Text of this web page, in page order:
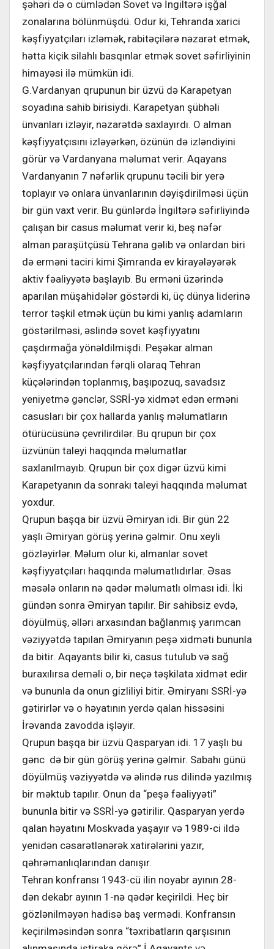
şəhəri də o cümlədən Sovet və İngiltərə işğal
zonalarına bölünmüşdü. Odur ki, Tehranda xarici
kəşfiyyatçıları izləmək, rabitəçilərə nəzarət etmək,
hətta kiçik silahlı basqınlar etmək sovet səfirliyinin
himayəsi ilə mümkün idi.
G.Vardanyan qrupunun bir üzvü də Karapetyan
soyadına sahib birisiydi. Karapetyan şübhəli
ünvanları izləyir, nəzarətdə saxlayırdı. O alman
kəşfiyyatçısını izləyərkən, özünün də izləndiyini
görür və Vardanyana məlumat verir. Aqayans
Vardanyanın 7 nəfərlik qrupunu təcili bir yerə
toplayır və onlara ünvanlarının dəyişdirilməsi üçün
bir gün vaxt verir. Bu günlərdə İngiltərə səfirliyində
çalışan bir casus məlumat verir ki, beş nəfər
alman paraşütçüsü Tehrana gəlib və onlardan biri
də erməni taciri kimi Şimranda ev kirayələyərək
aktiv fəaliyyətə başlayıb. Bu erməni üzərində
aparılan müşahidələr göstərdi ki, üç dünya liderinə
terror təşkil etmək üçün bu kimi yanlış adamların
göstərilməsi, əslində sovet kəşfiyyatını
çaşdırmağa yönəldilmişdi. Peşəkar alman
kəşfiyyatçılarından fərqli olaraq Tehran
küçələrindən toplanmış, başıpozuq, savadsız
yeniyetmə gənclər, SSRİ-yə xidmət edən erməni
casusları bir çox hallarda yanlış məlumatların
ötürücüsünə çevrilirdilər. Bu qrupun bir çox
üzvünün taleyi haqqında məlumatlar
saxlanılmayıb. Qrupun bir çox digər üzvü kimi
Karapetyanın da sonrakı taleyi haqqında məlumat
yoxdur.
Qrupun başqa bir üzvü Əmiryan idi. Bir gün 22
yaşlı Əmiryan görüş yerinə gəlmir. Onu xeyli
gözləyirlər. Məlum olur ki, almanlar sovet
kəşfiyyatçıları haqqında məlumatlıdırlar. Əsas
məsələ onların nə qədər məlumatlı olması idi. İki
gündən sonra Əmiryan tapılır. Bir sahibsiz evdə,
döyülmüş, əlləri arxasından bağlanmış yarımcan
vəziyyətdə tapılan Əmiryanın peşə xidməti bununla
da bitir. Aqayants bilir ki, casus tutulub və sağ
buraxılırsa deməli o, bir neçə təşkilata xidmət edir
və bununla da onun gizliliyi bitir. Əmiryanı SSRİ-yə
gətirirlər və o həyatının yerdə qalan hissəsini
İrəvanda zavodda işləyir.
Qrupun başqa bir üzvü Qasparyan idi. 17 yaşlı bu
gənc də bir gün görüş yerinə gəlmir. Sabahı günü
döyülmüş vəziyyətdə və əlində rus dilində yazılmış
bir məktub tapılır. Onun da “peşə fəaliyyəti”
bununla bitir və SSRİ-yə gətirilir. Qasparyan yerdə
qalan həyatını Moskvada yaşayır və 1989-ci ildə
yenidən cəsarətlənərək xatirələrini yazır,
qəhrəmanlıqlarından danışır.
Tehran konfransı 1943-cü ilin noyabr ayının 28-
dən dekabr ayının 1-nə qədər keçirildi. Heç bir
gözlənilməyən hadisə baş vermədi. Konfransın
keçirilməsindən sonra “təxribatların qarşısının